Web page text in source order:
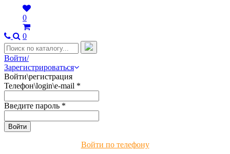
0
0
Войти/
Зарегистрироваться
Войти\регистрация
Телефон\login\e-mail *
Введите пароль *
Войти по телефону